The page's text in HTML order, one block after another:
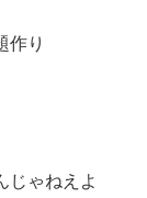
作り
じゃねえよ